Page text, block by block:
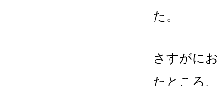
た。
さすがに
たところ